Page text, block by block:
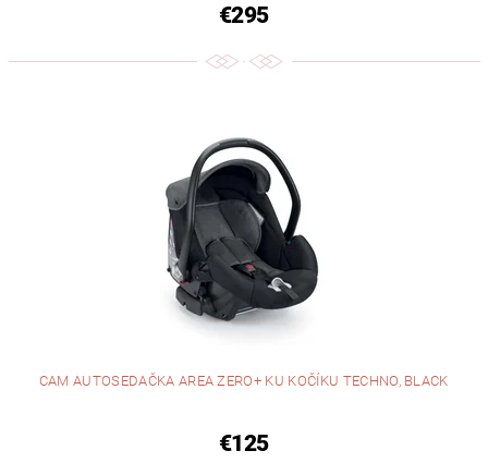
€295
CAM AUTOSEDAČKA AREA ZERO+ KU KOČÍKU TECHNO, BLACK
€125